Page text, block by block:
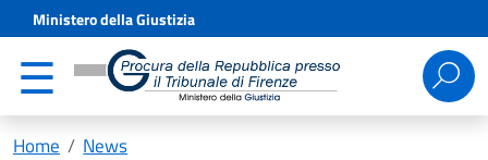
Ministero della Giustizia
Ricerca
per:
Home News